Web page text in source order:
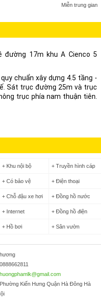
Miễn trung gian
17m khu A Cienco 5
chuẩn xây dựng 4.5 tầng -
Sát trục đường 25m và trục
trục phía nam thuận tiên.
+ Khu nội bộ + Truyền hình cáp
+ Có bảo vệ + Điện thoại
+ Chỗ đậu xe hơi + Đồng hồ nước
+ Internet + Đồng hồ điện
+ Hồ bơi + Sân vườn
huongphamlk@gmail.com
Kiến Hưng Quận Hà Đông Hà